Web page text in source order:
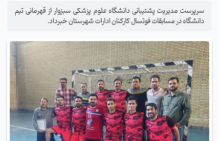
سرپرست مدیریت پشتیبانی دانشگاه علوم پزشکی سبزوار از قهرمانی تیم
دانشگاه در مسابقات فوتسال کارکنان ادارات شهرستان خبرداد.